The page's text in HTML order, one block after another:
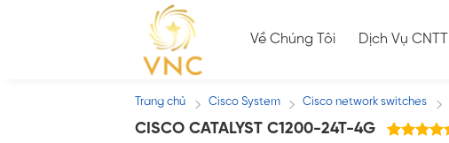
Về Chúng Tôi Dịch Vụ CNTT
Trang chủ / Cisco System / Cisco network switches /
CISCO CATALYST C1200-24T-4G